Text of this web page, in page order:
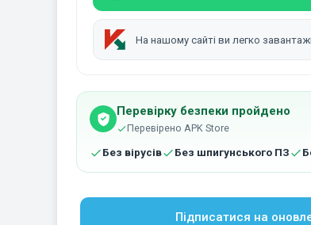
На нашому сайті ви легко
Перевірку безпеки пройдено
Перевірено APK Store
Без вірусів Без шпигунського ПЗ
Підписатися на